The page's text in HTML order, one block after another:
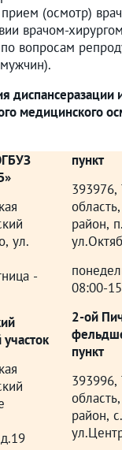
(осмотр)
врачом-
вопросам
диспансеразации
медицинского
ул.
-
пункт
393976,
район,
08:00-
2-ой
пункт
393996,
район,